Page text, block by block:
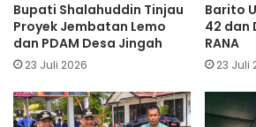
Bupati Shalahuddin Tinjau
Proyek Jembatan Lemo
dan PDAM Desa Jingah
23 Juli 2026
Barito
42 dan
RANA
23 Juli